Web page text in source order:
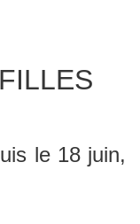
le 18 juin,